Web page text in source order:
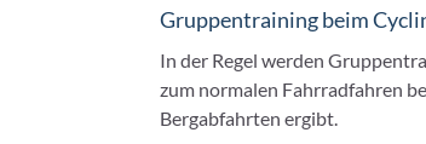
Gruppentraining beim
In der Regel werden
zum normalen Fahrradfahren
Bergabfahrten ergibt.